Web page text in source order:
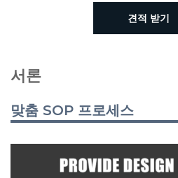
견적 받기
서론
맞춤 SOP 프로세스